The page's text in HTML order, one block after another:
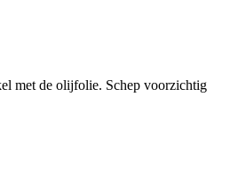
met de olijfolie. Schep voorzichtig